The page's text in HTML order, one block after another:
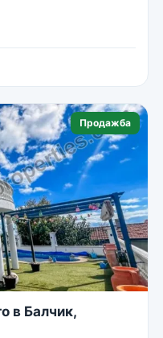
Продажба
в Балчик,